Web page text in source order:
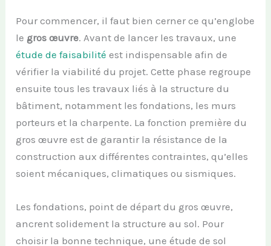
Pour commencer, il faut bien cerner ce qu’englobe
le gros œuvre. Avant de lancer les travaux, une
étude de faisabilité est indispensable afin de
vérifier la viabilité du projet. Cette phase regroupe
ensuite tous les travaux liés à la structure du
bâtiment, notamment les fondations, les murs
porteurs et la charpente. La fonction première du
gros œuvre est de garantir la résistance de la
construction aux différentes contraintes, qu’elles
soient mécaniques, climatiques ou sismiques.
Les fondations, point de départ du gros œuvre,
ancrent solidement la structure au sol. Pour
choisir la bonne technique, une étude de sol